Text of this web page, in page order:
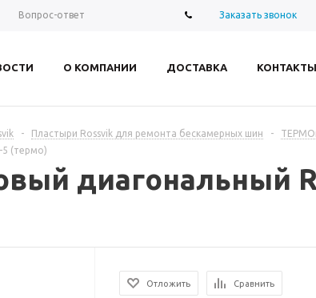
Вопрос-ответ Заказать звонок
О КОМПАНИИ ДОСТАВКА КОНТАКТЫ
- Пластыри Rossvik для ремонта бескамерных шин -
(термо)
диагональный
Отложить Сравнить